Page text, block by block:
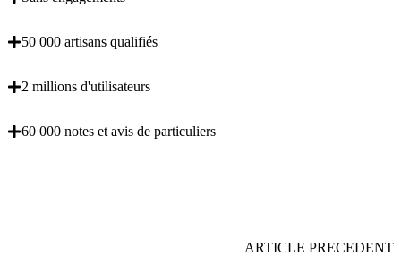
50 000 artisans qualifiés
2 millions d'utilisateurs
60 000 notes et avis de particuliers
ARTICLE PRECEDENT